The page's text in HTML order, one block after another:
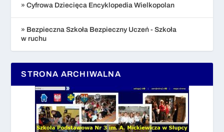
» Cyfrowa Dziecięca Encyklopedia Wielkopolan
» Bezpieczna Szkoła Bezpieczny Uczeń - Szkoła
w ruchu
STRONA ARCHIWALNA